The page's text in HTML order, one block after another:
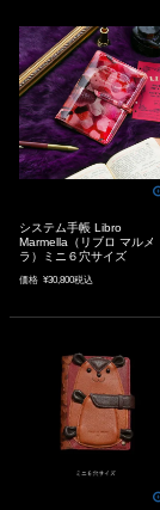
システム手帳 Libro
Marmella（リブロ マルメ
ラ）ミニ６穴サイズ
価格 ¥30,800税込